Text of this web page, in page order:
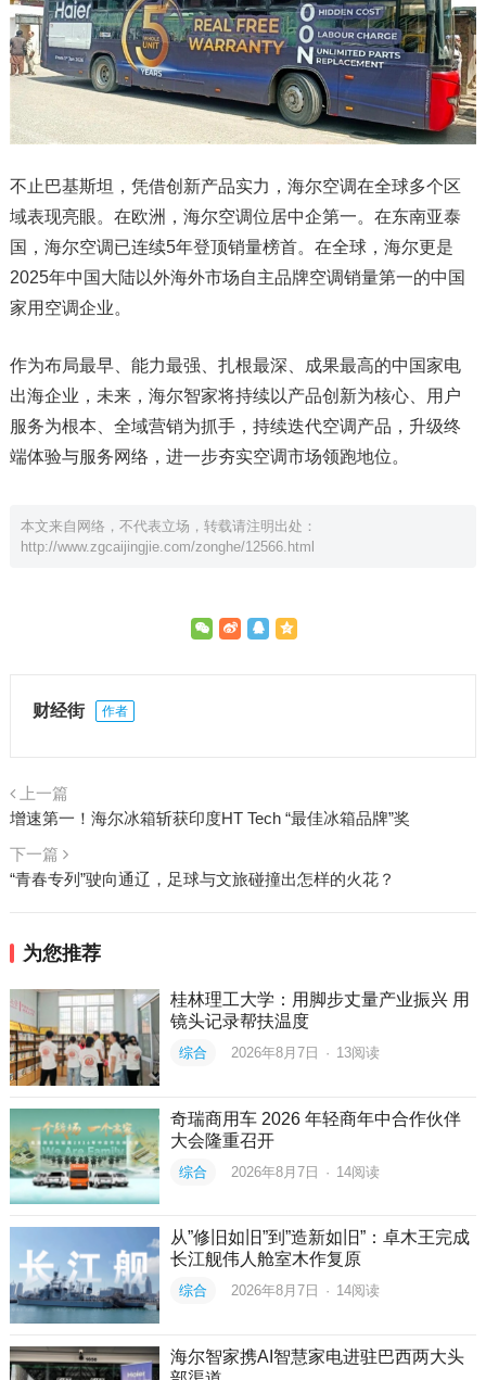
不止巴基斯坦，凭借创新产品实力，海尔空调在全球多个区
域表现亮眼。在欧洲，海尔空调位居中企第一。在东南亚泰
国，海尔空调已连续5年登顶销量榜首。在全球，海尔更是
2025年中国大陆以外海外市场自主品牌空调销量第一的中国
家用空调企业。
作为布局最早、能力最强、扎根最深、成果最高的中国家电
出海企业，未来，海尔智家将持续以产品创新为核心、用户
服务为根本、全域营销为抓手，持续迭代空调产品，升级终
端体验与服务网络，进一步夯实空调市场领跑地位。
本文来自网络，不代表立场，转载请注明出处：
http://www.zgcaijingjie.com/zonghe/12566.html
财经街 作者
上一篇
增速第一！海尔冰箱斩获印度HT Tech “最佳冰箱品牌”奖
下一篇
“青春专列”驶向通辽，足球与文旅碰撞出怎样的火花？
为您推荐
桂林理工大学：用脚步丈量产业振兴 用
镜头记录帮扶温度
综合 2026年8月7日 · 13阅读
奇瑞商用车 2026 年轻商年中合作伙伴
大会隆重召开
综合 2026年8月7日 · 14阅读
从”修旧如旧”到”造新如旧”：卓木王完成
长江舰伟人舱室木作复原
综合 2026年8月7日 · 14阅读
海尔智家携AI智慧家电进驻巴西两大头